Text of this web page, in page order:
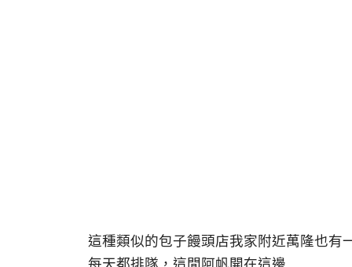
這種類似的包子饅頭店我家附近萬隆也有
每天都排隊，這間阿帆開在這邊